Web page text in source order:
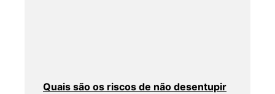
Quais são os riscos de não desentupir